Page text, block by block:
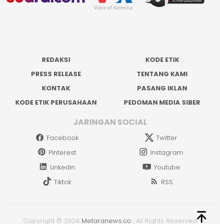
REDAKSI
KODE ETIK
PRESS RELEASE
TENTANG KAMI
KONTAK
PASANG IKLAN
KODE ETIK PERUSAHAAN
PEDOMAN MEDIA SIBER
JARINGAN SOCIAL
Facebook
Twitter
Pinterest
Instagram
Linkedin
Youtube
Tiktok
RSS
Copyright © 2024 Metaranews.co . All Rights Reserved